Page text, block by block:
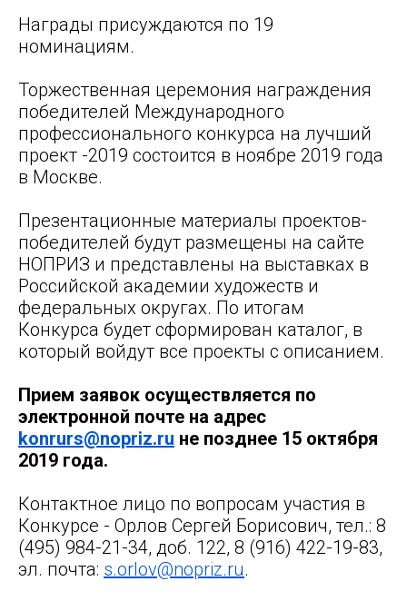
Награды присуждаются по 19
номинациям.
Торжественная церемония награждения
победителей Международного
профессионального конкурса на лучший
проект -2019 состоится в ноябре 2019 года
в Москве.
Презентационные материалы проектов-
победителей будут размещены на сайте
НОПРИЗ и представлены на выставках в
Российской академии художеств и
федеральных округах. По итогам
Конкурса будет сформирован каталог, в
который войдут все проекты с описанием.
Прием заявок осуществляется по
электронной почте на адрес
konrurs@nopriz.ru не позднее 15 октября
2019 года.
Контактное лицо по вопросам участия в
Конкурсе - Орлов Сергей Борисович, тел.: 8
(495) 984-21-34, доб. 122, 8 (916) 422-19-83,
эл. почта: s.orlov@nopriz.ru.